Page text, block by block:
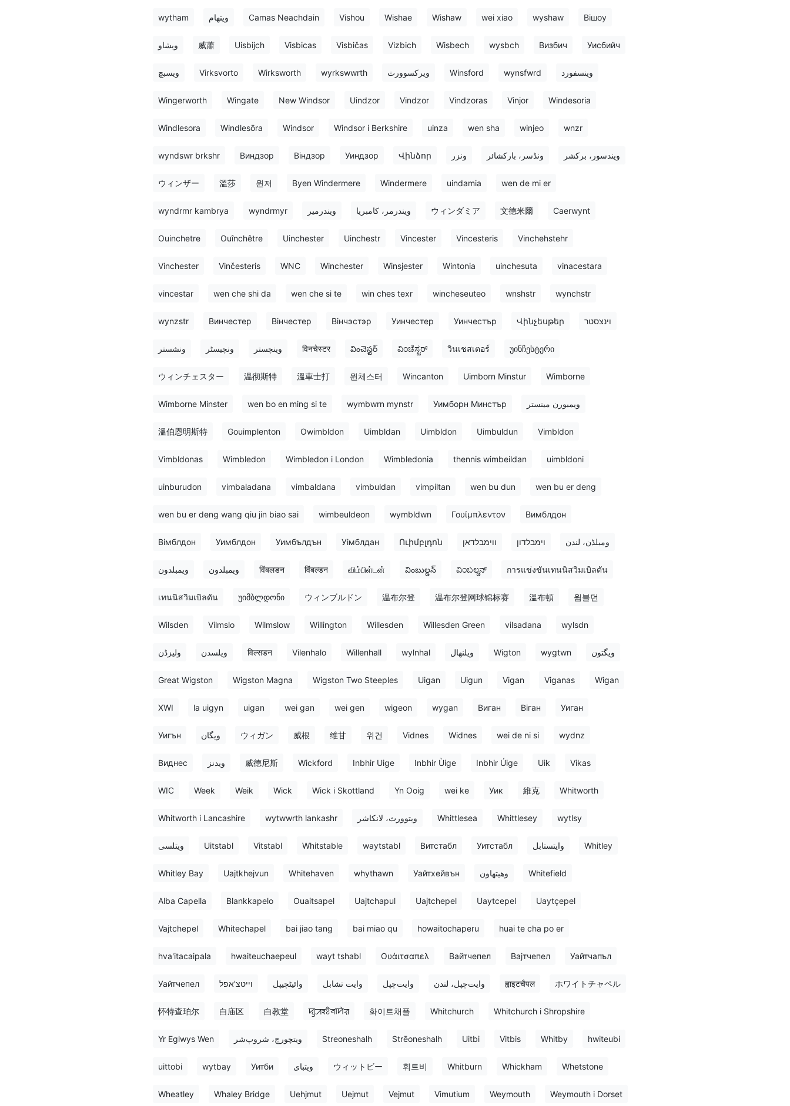
wytham ویتهام Camas Neachdain Vishou Wishae Wishaw wei xiao wyshaw Вішоу
ویشاو 威蕭 Uisbijch Visbicas Visbičas Vizbich Wisbech wysbch Визбич Уисбийч
ویسبچ Virksvorto Wirksworth wyrkswwrth ویرکسوورث Winsford wynsfwrd وینسفورد
Wingerworth Wingate New Windsor Uindzor Vindzor Vindzoras Vinjor Windesoria
Windlesora Windlesōra Windsor Windsor i Berkshire uinza wen sha winjeo wnzr
wyndswr brkshr Виндзор Віндзор Уиндзор Վինձոր ونزر ونڈسر، بارکشائر ویندسور، برکشر
ウィンザー 溫莎 윈저 Byen Windermere Windermere uindamia wen de mi er
wyndrmr kambrya wyndrmyr ويندرمير ویندرمر، کامبریا ウィンダミア 文德米爾 Caerwynt
Ouinchetre Ouînchêtre Uinchester Uinchestr Vincester Vincesteris Vinchehstehr
Vinchester Vinčesteris WNC Winchester Winsjester Wintonia uinchesuta vinacestara
vincestar wen che shi da wen che si te win ches texr wincheseuteo wnshstr wynchstr
wynzstr Винчестер Вінчестер Вінчэстэр Уинчестер Уинчестър Վինչեսթեր וינצסטר
ونشستر ونچیسٹر وینچستر विनचेस्टर వించెస్టర్ ವಿಂಚೆಸ್ಟರ್ วินเชสเตอร์ უინჩესტერი
ウィンチェスター 温彻斯特 溫車士打 윈체스터 Wincanton Uimborn Minstur Wimborne
Wimborne Minster wen bo en ming si te wymbwrn mynstr Уимборн Минстър ویمبورن مینستر
溫伯恩明斯特 Gouimplenton Owimbldon Uimbldan Uimbldon Uimbuldun Vimbldon
Vimbldonas Wimbledon Wimbledon i London Wimbledonia thennis wimbeildan uimbldoni
uinburudon vimbaladana vimbaldana vimbuldan vimpiltan wen bu dun wen bu er deng
wen bu er deng wang qiu jin biao sai wimbeuldeon wymbldwn Γουίμπλεντον Вимблдон
Вімблдон Уимблдон Уимбълдън Уімблдан Ուիմբլդոն ווימבלדאן וימבלדון ومبلڈن، لندن
ويمبلدون ویمبلدون विंबलडन विंबल्डन விம்பிள்டன் వింబుల్డన్ ವಿಂಬಲ್ಡನ್‌ การแข่งขันเทนนิสวิมเบิลดัน
เทนนิสวิมเบิลดัน უიმბლდონი ウィンブルドン 温布尔登 温布尔登网球锦标赛 溫布頓 윔블던
Wilsden Vilmslo Wilmslow Willington Willesden Willesden Green vilsadana wylsdn
ولیزڈن ویلسدن विल्सडन Vilenhalo Willenhall wylnhal ویلنهال Wigton wygtwn ویگتون
Great Wigston Wigston Magna Wigston Two Steeples Uigan Uigun Vigan Viganas Wigan
XWI la uigyn uigan wei gan wei gen wigeon wygan Виган Віган Уиган
Уигън ویگان ウィガン 威根 维甘 위건 Vidnes Widnes wei de ni si wydnz
Виднес ویدنز 威德尼斯 Wickford Inbhir Uige Inbhir Ùige Inbhir Úige Uik Vikas
WIC Week Weik Wick Wick i Skottland Yn Ooig wei ke Уик 維克 Whitworth
Whitworth i Lancashire wytwwrth lankashr ویتوورث، لانکاشر Whittlesea Whittlesey wytlsy
ویتلسی Uitstabl Vitstabl Whitstable waytstabl Витстабл Уитстабл وايتستابل Whitley
Whitley Bay Uajtkhejvun Whitehaven whythawn Уайтхейвън وهیتهاون Whitefield
Alba Capella Blankkapelo Ouaitsapel Uajtchapul Uajtchepel Uaytcepel Uaytçepel
Vajtchepel Whitechapel bai jiao tang bai miao qu howaitochaperu huai te cha po er
hva'itacaipala hwaiteuchaepeul wayt tshabl Ουάιτσαπελ Вайтчепел Вајтчепел Уайтчапъл
Уайтчепел וייטצ'אפל وائیٹچیپل وايت تشابل وایت‌چپل وایت‌چپل، لندن ह्वाइटचैपल ホワイトチャペル
怀特查珀尔 白庙区 白教堂 ꠢꠥꠀꠁꠐ꠆ꠌꠣꠙꠦꠟ 화이트채플 Whitchurch Whitchurch i Shropshire
Yr Eglwys Wen ویتچورچ، شروپ‌شر Streoneshalh Strēoneshalh Uitbi Vitbis Whitby hwiteubi
uittobi wytbay Уитби ویتبای ウィットビー 휘트비 Whitburn Whickham Whetstone
Wheatley Whaley Bridge Uehjmut Uejmut Vejmut Vimutium Weymouth Weymouth i Dorset